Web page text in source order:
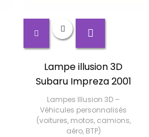
Lampe illusion 3D
Subaru Impreza 2001
Lampes Illusion 3D –
Véhicules personnalisés
(voitures, motos, camions,
aéro, BTP)